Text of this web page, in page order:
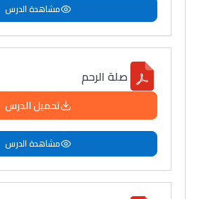
مشاهدة الدرس
صلة الرحم
تحميل الدرس
مشاهدة الدرس